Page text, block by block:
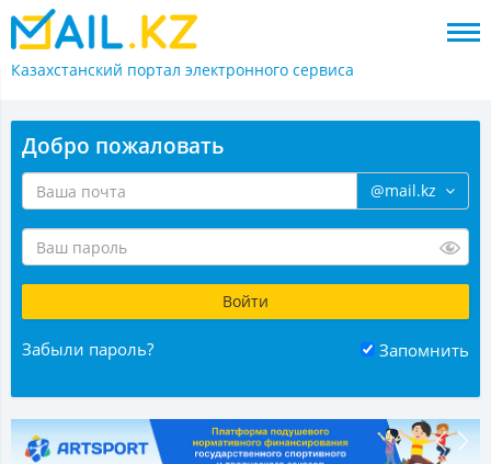
Казахстанский портал электронного сервиса
Добро пожаловать
@mail.kz
Забыли пароль? Запомнить